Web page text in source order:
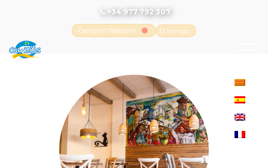
+34 977 792 307
Cambrils Webcam
El tiempo